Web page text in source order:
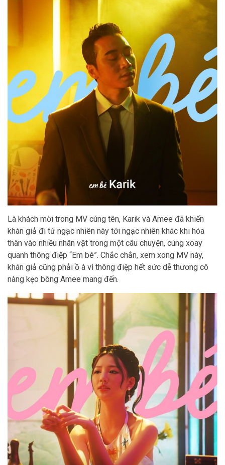
Là khách mời trong MV cùng tên, Karik và Amee đã khiến
khán giả đi từ ngạc nhiên này tới ngạc nhiên khác khi hóa
thân vào nhiều nhân vật trong một câu chuyện, cùng xoay
quanh thông điệp “Em bé”. Chắc chắn, xem xong MV này,
khán giả cũng phải ồ à vì thông điệp hết sức dễ thương cô
nàng kẹo bông Amee mang đến.